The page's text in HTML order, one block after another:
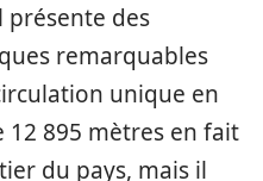
présente des
remarquables
unique en
12 895 mètres en fait
du pays, mais il